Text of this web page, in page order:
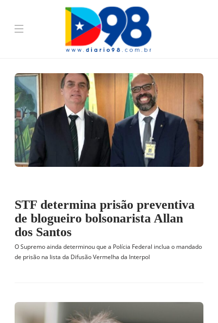
STF determina prisão preventiva
de blogueiro bolsonarista Allan
dos Santos
O Supremo ainda determinou que a Polícia Federal inclua o mandado
de prisão na lista da Difusão Vermelha da Interpol